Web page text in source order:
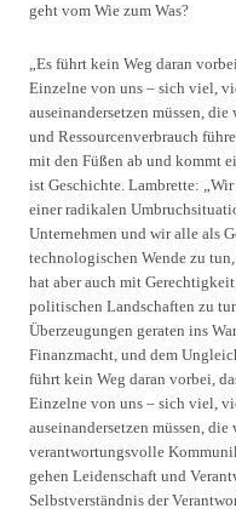
geht vom Wie zum Was?
„Es führt kein Weg daran
Einzelne von uns – sich viel,
auseinandersetzen müssen, die
und Ressourcenverbrauch
mit den Füßen ab und kommt
ist Geschichte. Lambrette:
einer radikalen
Unternehmen und wir alle als
technologischen Wende zu
hat aber auch mit
politischen Landschaften zu
Überzeugungen geraten ins
Finanzmacht, und dem
führt kein Weg daran vorbei,
Einzelne von uns – sich viel,
auseinandersetzen müssen,
verantwortungsvolle
gehen Leidenschaft und
Selbstverständnis der